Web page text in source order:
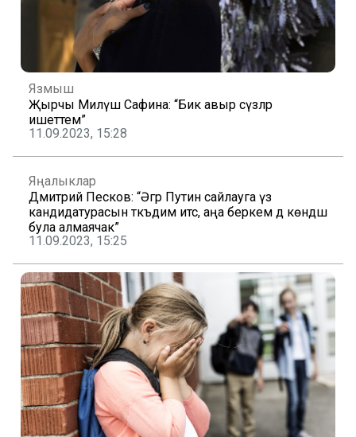
Язмыш
Җырчы Миләүшә Сафина: “Бик авыр сүзләр
ишеттем”
11.09.2023, 15:28
Яңалыклар
Дмитрий Песков: “Әгәр Путин сайлауга үз
кандидатурасын тәкъдим итсә, аңа беркем дә көндәш
була алмаячак”
11.09.2023, 15:25